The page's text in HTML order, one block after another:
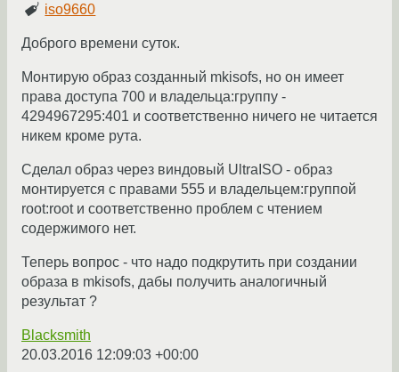
iso9660
Доброго времени суток.
Монтирую образ созданный mkisofs, но он имеет
права доступа 700 и владельца:группу -
4294967295:401 и соответственно ничего не читается
никем кроме рута.
Сделал образ через виндовый UltraISO - образ
монтируется с правами 555 и владельцем:группой
root:root и соответственно проблем с чтением
содержимого нет.
Теперь вопрос - что надо подкрутить при создании
образа в mkisofs, дабы получить аналогичный
результат ?
Blacksmith
20.03.2016 12:09:03 +00:00